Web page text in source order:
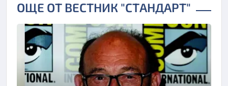
ОЩЕ ОТ ВЕСТНИК "СТАНДАРТ"